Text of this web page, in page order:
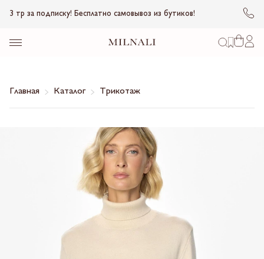
3 тр за подписку! Бесплатно самовывоз из бутиков!
Главная Каталог Трикотаж